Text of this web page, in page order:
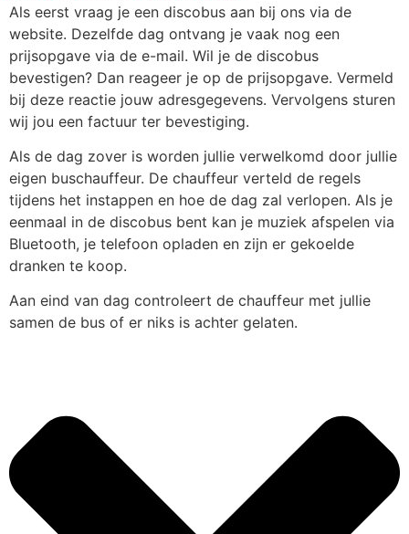
Als eerst vraag je een discobus aan bij ons via de
website. Dezelfde dag ontvang je vaak nog een
prijsopgave via de e-mail. Wil je de discobus
bevestigen? Dan reageer je op de prijsopgave. Vermeld
bij deze reactie jouw adresgegevens. Vervolgens sturen
wij jou een factuur ter bevestiging.
Als de dag zover is worden jullie verwelkomd door jullie
eigen buschauffeur. De chauffeur verteld de regels
tijdens het instappen en hoe de dag zal verlopen. Als je
eenmaal in de discobus bent kan je muziek afspelen via
Bluetooth, je telefoon opladen en zijn er gekoelde
dranken te koop.
Aan eind van dag controleert de chauffeur met jullie
samen de bus of er niks is achter gelaten.